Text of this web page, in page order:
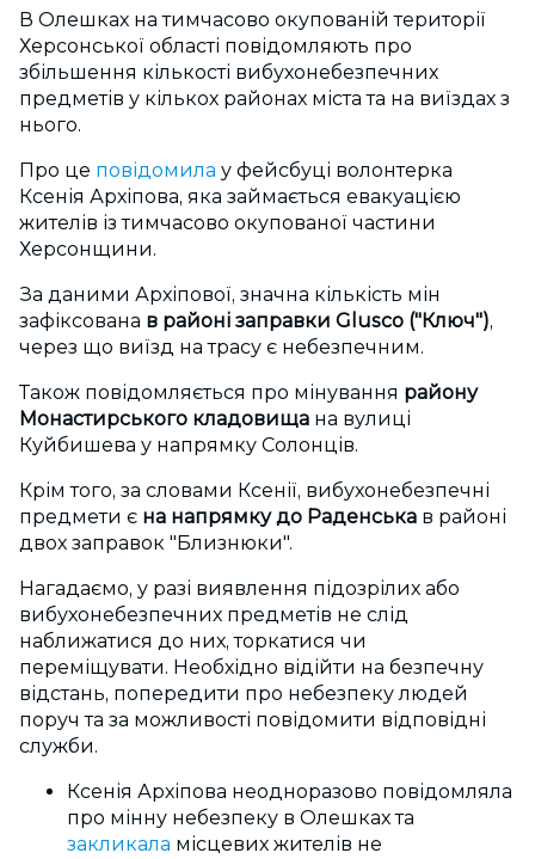
В Олешках на тимчасово окупованій території
Херсонської області повідомляють про
збільшення кількості вибухонебезпечних
предметів у кількох районах міста та на виїздах з
нього.
Про це повідомила у фейсбуці волонтерка
Ксенія Архіпова, яка займається евакуацією
жителів із тимчасово окупованої частини
Херсонщини.
За даними Архіпової, значна кількість мін
зафіксована в районі заправки Glusco ("Ключ"),
через що виїзд на трасу є небезпечним.
Також повідомляється про мінування району
Монастирського кладовища на вулиці
Куйбишева у напрямку Солонців.
Крім того, за словами Ксенії, вибухонебезпечні
предмети є на напрямку до Раденська в районі
двох заправок "Близнюки".
Нагадаємо, у разі виявлення підозрілих або
вибухонебезпечних предметів не слід
наближатися до них, торкатися чи
переміщувати. Необхідно відійти на безпечну
відстань, попередити про небезпеку людей
поруч та за можливості повідомити відповідні
служби.
Ксенія Архіпова неодноразово повідомляла
про мінну небезпеку в Олешках та
закликала місцевих жителів не